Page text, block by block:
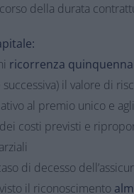
della durata
ricorrenza
il valore di
al premio unico e
costi previsti e
di decesso
il riconoscimento